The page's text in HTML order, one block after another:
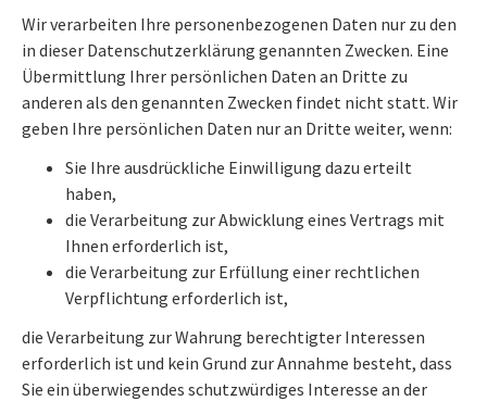
Wir verarbeiten Ihre personenbezogenen Daten nur zu den
in dieser Datenschutzerklärung genannten Zwecken. Eine
Übermittlung Ihrer persönlichen Daten an Dritte zu
anderen als den genannten Zwecken findet nicht statt. Wir
geben Ihre persönlichen Daten nur an Dritte weiter, wenn:
Sie Ihre ausdrückliche Einwilligung dazu erteilt
haben,
die Verarbeitung zur Abwicklung eines Vertrags mit
Ihnen erforderlich ist,
die Verarbeitung zur Erfüllung einer rechtlichen
Verpflichtung erforderlich ist,
die Verarbeitung zur Wahrung berechtigter Interessen
erforderlich ist und kein Grund zur Annahme besteht, dass
Sie ein überwiegendes schutzwürdiges Interesse an der